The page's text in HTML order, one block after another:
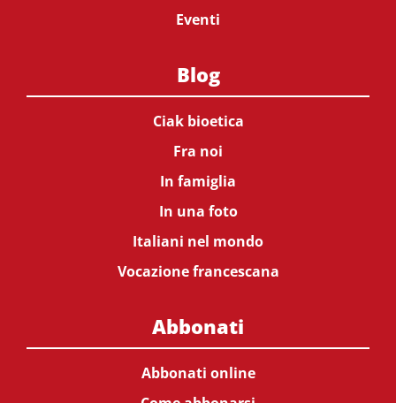
Eventi
Blog
Ciak bioetica
Fra noi
In famiglia
In una foto
Italiani nel mondo
Vocazione francescana
Abbonati
Abbonati online